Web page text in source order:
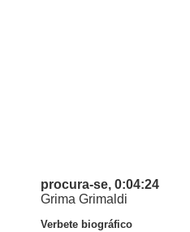
procura-se, 0:04:24
Grima Grimaldi
Verbete biográfico